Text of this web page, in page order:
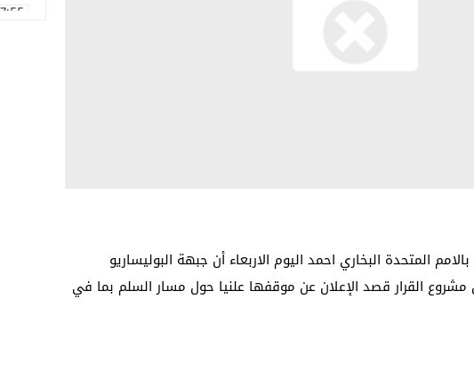
المتحدة البخاري احمد اليوم الاربعاء أن جبهة البوليساريو
مشروع القرار قصد الإعلان عن موقفها علنيا حول مسار السلم بما في